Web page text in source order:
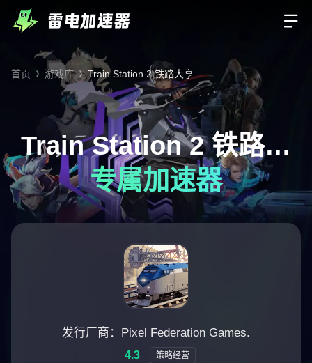
首页 游戏库 Train Station 2 铁路大亨
Train Station 2 铁路大
亨
专属加速器
发行厂商：Pixel Federation Games.
4.3 策略经营